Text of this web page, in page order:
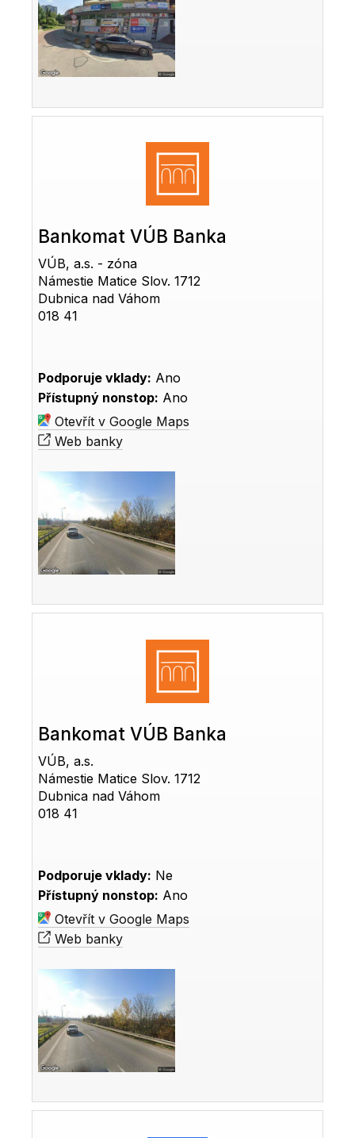
Bankomat VÚB Banka
VÚB, a.s. - zóna
Námestie Matice Slov. 1712
Dubnica nad Váhom
018 41
Podporuje vklady: Ano
Přístupný nonstop: Ano
Otevřít v Google Maps
Web banky
Bankomat VÚB Banka
VÚB, a.s.
Námestie Matice Slov. 1712
Dubnica nad Váhom
018 41
Podporuje vklady: Ne
Přístupný nonstop: Ano
Otevřít v Google Maps
Web banky